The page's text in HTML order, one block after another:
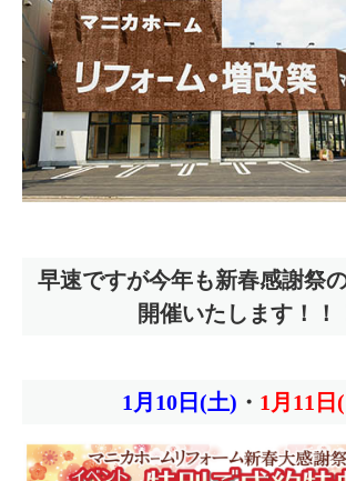
早速ですが今年も新春感謝祭
開催いたします！！
1月10日(土) ・ 1月11日